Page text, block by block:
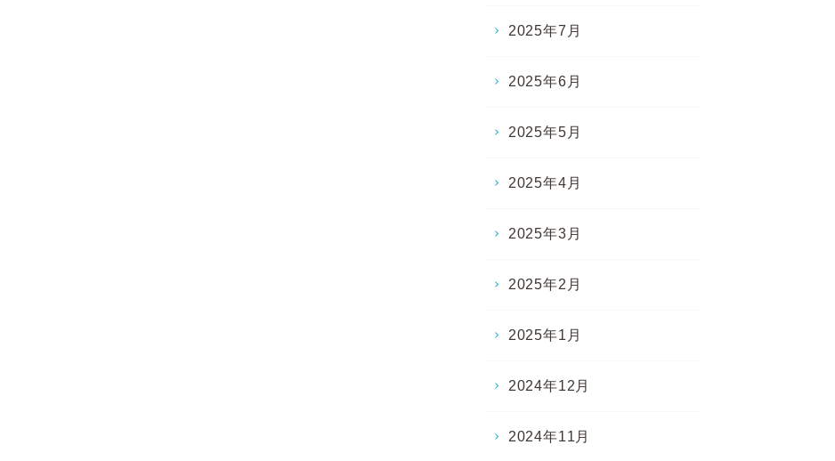
2025年7月
2025年6月
2025年5月
2025年4月
2025年3月
2025年2月
2025年1月
2024年12月
2024年11月